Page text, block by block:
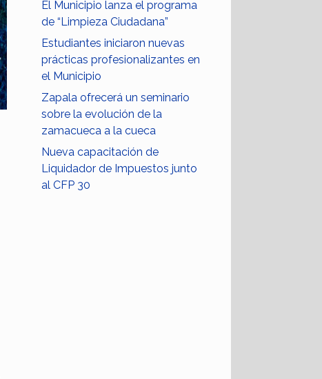
El Municipio lanza el programa
de “Limpieza Ciudadana”
Estudiantes iniciaron nuevas
prácticas profesionalizantes en
el Municipio
Zapala ofrecerá un seminario
sobre la evolución de la
zamacueca a la cueca
Nueva capacitación de
Liquidador de Impuestos junto
al CFP 30